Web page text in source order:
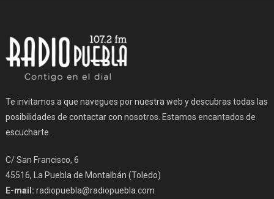
Te invitamos a que navegues por nuestra web y descubras todas las
posibilidades de contactar con nosotros. Estamos encantados de
escucharte.
C/ San Francisco, 6
45516, La Puebla de Montalbán (Toledo)
E-mail: radiopuebla@radiopuebla.com